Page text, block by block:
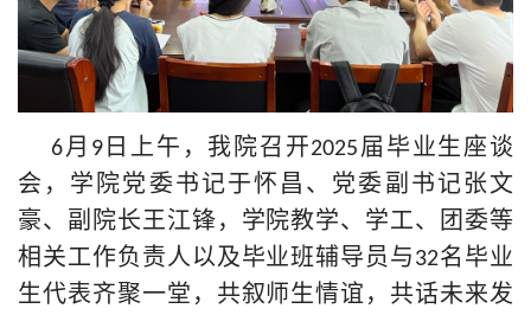
6 月 9日上午，我院召开2025 届毕业生座谈
会，学院党委书记于怀昌、党委副书记张文
豪、副院长王江锋，学院教学、学工、团委等
相关工作负责人以及毕业班辅导员与 32名毕业
生代表齐聚一堂，共叙师生情谊，共话未来发